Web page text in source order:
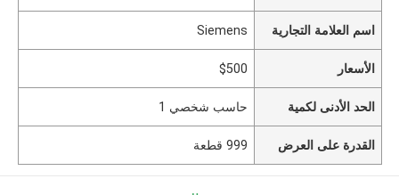
اسم العلامة التجارية Siemens
الأسعار $500
الحد الأدنى لكمية حاسب شخصي 1
القدرة على العرض 999 قطعة